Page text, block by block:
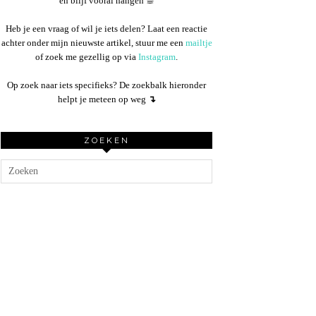
Heb je een vraag of wil je iets delen? Laat een reactie
achter onder mijn nieuwste artikel, stuur me een mailtje
of zoek me gezellig op via Instagram.
Op zoek naar iets specifieks? De zoekbalk hieronder
helpt je meteen op weg ↴
ZOEKEN